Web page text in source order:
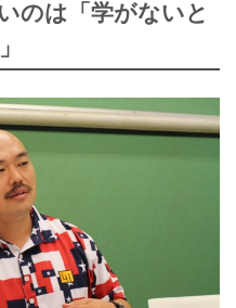
のは「学がないと